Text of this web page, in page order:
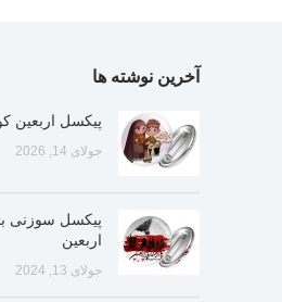
آخرین نوشته ها
پیکسل اربعین
جولای 14, 2026
پیکسل سوزنی
اربعین
جولای 13, 2024